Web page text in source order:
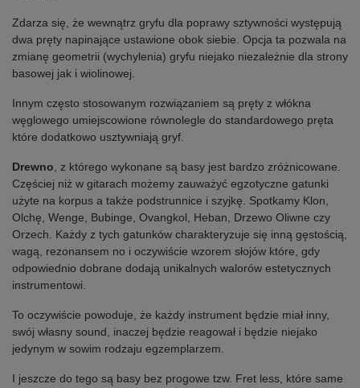
Zdarza się, że wewnątrz gryfu dla poprawy sztywności występują
dwa pręty napinające ustawione obok siebie. Opcja ta pozwala na
zmianę geometrii (wychylenia) gryfu niejako niezależnie dla strony
basowej jak i wiolinowej.
Innym często stosowanym rozwiązaniem są pręty z włókna
węglowego umiejscowione równolegle do standardowego pręta
które dodatkowo usztywniają gryf.
Drewno , z którego wykonane są basy jest bardzo zróżnicowane.
Częściej niż w gitarach możemy zauważyć egzotyczne gatunki
użyte na korpus a także podstrunnice i szyjkę. Spotkamy Klon,
Olchę, Wenge, Bubinge, Ovangkol, Heban, Drzewo Oliwne czy
Orzech. Każdy z tych gatunków charakteryzuje się inną gęstością,
wagą, rezonansem no i oczywiście wzorem słojów które, gdy
odpowiednio dobrane dodają unikalnych walorów estetycznych
instrumentowi.
To oczywiście powoduje, że każdy instrument będzie miał inny,
swój własny sound, inaczej będzie reagował i będzie niejako
jedynym w sowim rodzaju egzemplarzem.
I jeszcze do tego są basy bez progowe tzw. Fret less, które same